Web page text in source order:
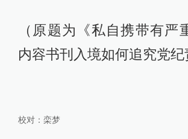
（原题为《私自携带有严
内容书刊入境如何追究党纪
校对： 栾梦